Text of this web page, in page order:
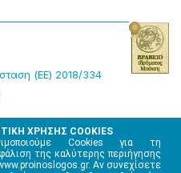
ΧΡΗΣΗΣ COOKIES
Cookies για τη
της καλύτερης περιήγησης
Αν συνεχίσετε
(ΕΕ) 2018/334
Μ.Η.Τ. 220242